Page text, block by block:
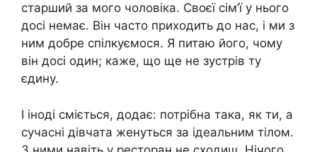
старший за мого чоловіка. Своєї сім’ї у нього
досі немає. Він часто приходить до нас, і ми з
ним добре спілкуємося. Я питаю його, чому
він досі один; каже, що ще не зустрів ту
єдину.
І іноді сміється, додає: потрібна така, як ти, а
сучасні дівчата женуться за ідеальним тілом.